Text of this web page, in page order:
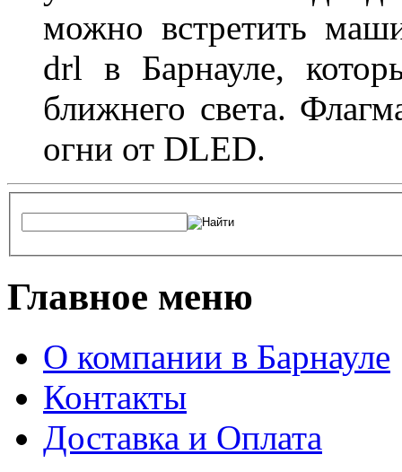
можно встретить
drl в Барнауле,
ближнего света.
огни от DLED.
Главное меню
О компании в Барнауле
Контакты
Доставка и Оплата